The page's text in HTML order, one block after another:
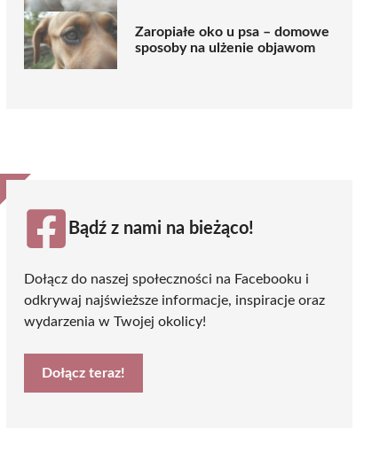
Zaropiałe oko u psa – domowe
sposoby na ulżenie objawom
Bądź z nami na bieżąco!
Dołącz do naszej społeczności na Facebooku i
odkrywaj najświeższe informacje, inspiracje oraz
wydarzenia w Twojej okolicy!
Dołącz teraz!